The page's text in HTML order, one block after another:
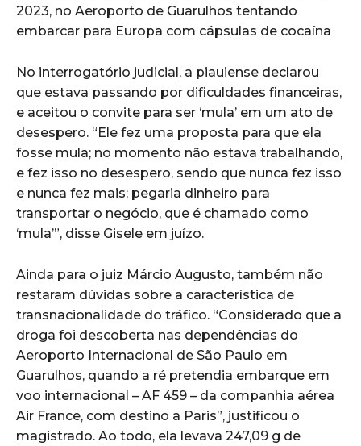
2023, no Aeroporto de Guarulhos tentando
embarcar para Europa com cápsulas de cocaína
No interrogatório judicial, a piauiense declarou
que estava passando por dificuldades financeiras,
e aceitou o convite para ser ‘mula’ em um ato de
desespero. “Ele fez uma proposta para que ela
fosse mula; no momento não estava trabalhando,
e fez isso no desespero, sendo que nunca fez isso
e nunca fez mais; pegaria dinheiro para
transportar o negócio, que é chamado como
‘mula’”, disse Gisele em juízo.
Ainda para o juiz Márcio Augusto, também não
restaram dúvidas sobre a característica de
transnacionalidade do tráfico. “Considerado que a
droga foi descoberta nas dependências do
Aeroporto Internacional de São Paulo em
Guarulhos, quando a ré pretendia embarque em
voo internacional – AF 459 – da companhia aérea
Air France, com destino a Paris”, justificou o
magistrado. Ao todo, ela levava 247,09 g de